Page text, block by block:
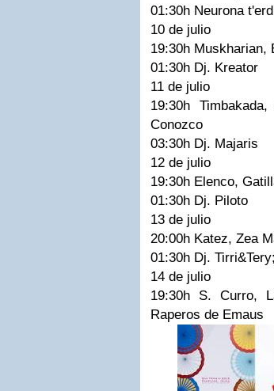
01:30h Neurona
10 de julio
19:30h Muskharian,
01:30h Dj. Kreator
11 de julio
19:30h
Conozco
03:30h Dj. Majaris
12 de julio
19:30h Elenco,
01:30h Dj. Piloto
13 de julio
20:00h Katez, Zea
01:30h Dj. Tirri&Tery;
14 de julio
19:30h S. Curro,
Raperos de Emaus